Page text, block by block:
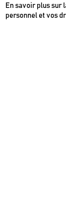
En savoir plus sur
personnel et vos